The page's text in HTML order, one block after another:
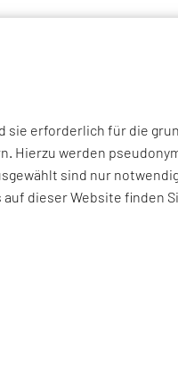
NEWS
Events sowie
sie erforderlich für die
Hierzu werden
sind nur
dieser Website finden